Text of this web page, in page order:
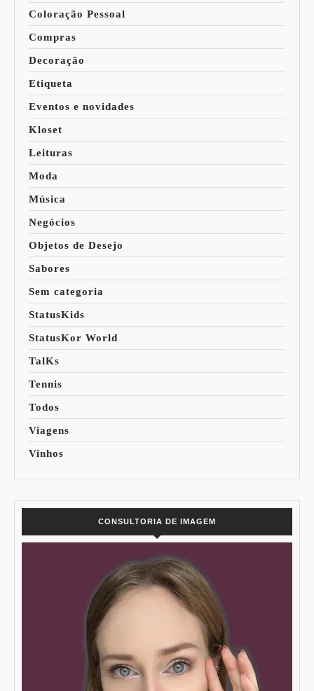
Coloração Pessoal
Compras
Decoração
Etiqueta
Eventos e novidades
Kloset
Leituras
Moda
Música
Negócios
Objetos de Desejo
Sabores
Sem categoria
StatusKids
StatusKor World
TalKs
Tennis
Todos
Viagens
Vinhos
CONSULTORIA DE IMAGEM